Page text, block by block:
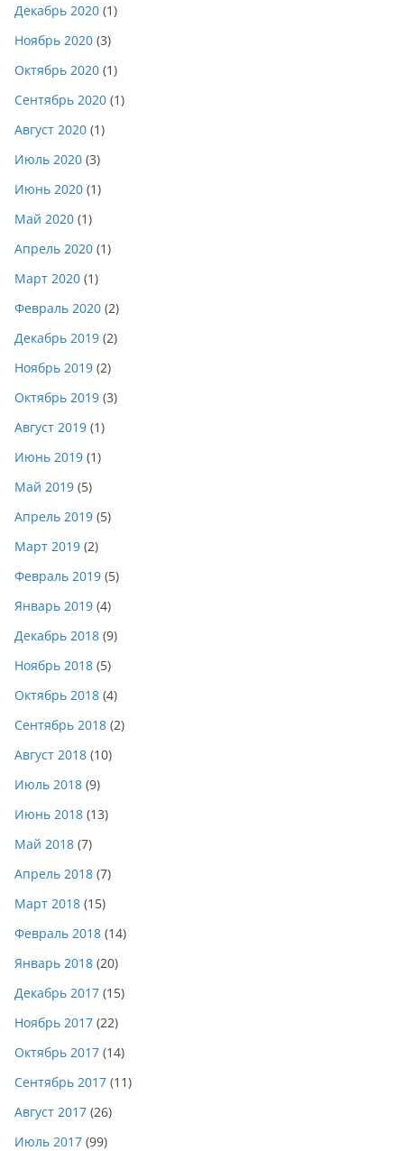
Декабрь 2020 (1)
Ноябрь 2020 (3)
Октябрь 2020 (1)
Сентябрь 2020 (1)
Август 2020 (1)
Июль 2020 (3)
Июнь 2020 (1)
Май 2020 (1)
Апрель 2020 (1)
Март 2020 (1)
Февраль 2020 (2)
Декабрь 2019 (2)
Ноябрь 2019 (2)
Октябрь 2019 (3)
Август 2019 (1)
Июнь 2019 (1)
Май 2019 (5)
Апрель 2019 (5)
Март 2019 (2)
Февраль 2019 (5)
Январь 2019 (4)
Декабрь 2018 (9)
Ноябрь 2018 (5)
Октябрь 2018 (4)
Сентябрь 2018 (2)
Август 2018 (10)
Июль 2018 (9)
Июнь 2018 (13)
Май 2018 (7)
Апрель 2018 (7)
Март 2018 (15)
Февраль 2018 (14)
Январь 2018 (20)
Декабрь 2017 (15)
Ноябрь 2017 (22)
Октябрь 2017 (14)
Сентябрь 2017 (11)
Август 2017 (26)
Июль 2017 (99)